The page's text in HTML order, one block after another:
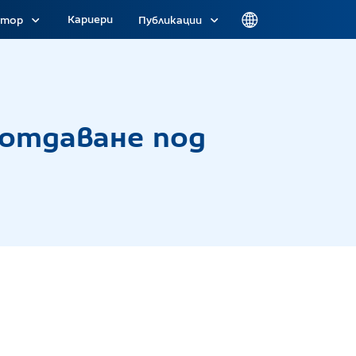
Кариери Публикации
под